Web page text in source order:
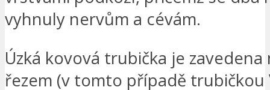
vyhnuly nervům a cévám.
Úzká kovová trubička je zavedena
řezem (v tomto případě trubičkou